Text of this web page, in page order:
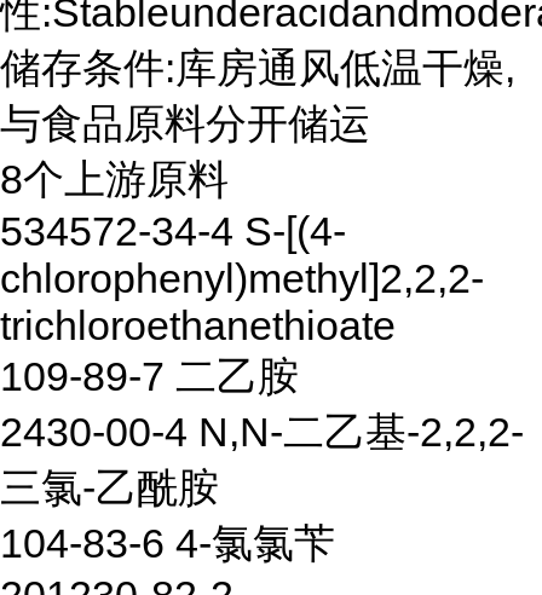
性
储存条件:库房通风低温干燥,
与食品原料分开储运
8个上游原料
534572-34-4 S-[(4-
chlorophenyl)methyl]2,2,2-
trichloroethanethioate
109-89-7 二乙胺
2430-00-4 N,N-二乙基-2,2,2-
三氯-乙酰胺
104-83-6 4-氯氯苄